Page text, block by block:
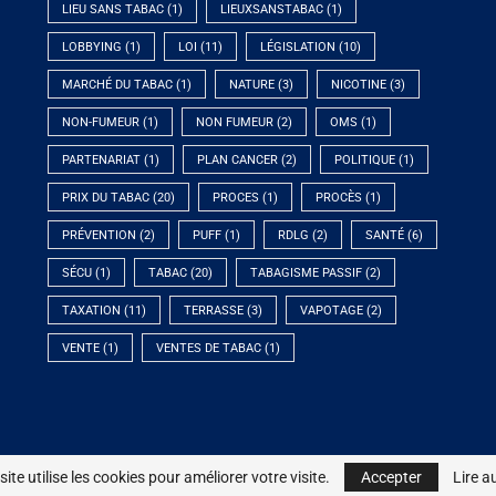
LIEU SANS TABAC(1) LIEUXSANSTABAC(1)
LOBBYING (1) LOI (11) LÉGISLATION (10)
MARCHÉ DU TABAC(1) NATURE(3) NICOTINE(3)
NON-FUMEUR(1) NON FUMEUR(2) OMS (1)
PARTENARIAT(1) PLAN CANCER(2) POLITIQUE(1)
PRIX DU TABAC(20) PROCES (1) PROCÈS (1)
PRÉVENTION (2) PUFF(1) RDLG (2) SANTÉ(6)
SÉCU(1) TABAC(20) TABAGISME PASSIF(2)
TAXATION (11) TERRASSE(3) VAPOTAGE(2)
VENTE(1) VENTES DE TABAC(1)
© 2023 - Association DNF - Tous droits réservés
utilise les cookies pour améliorer votre visite. Accepter Lire
utilise les cookies pour améliorer votre visite. Accepter Lire